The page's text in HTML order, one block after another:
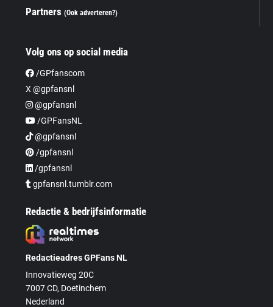
Partners(Ook adverteren?)
Volg ons op social media
/GPfanscom
X @gpfansnl
@gpfansnl
/GPFansNL
@gpfansnl
/gpfansnl
/gpfansnl
gpfansnl.tumblr.com
Redactie & bedrijfsinformatie
Redactieadres GPFans NL
Innovatieweg 20C
7007 CD, Doetinchem
Nederland